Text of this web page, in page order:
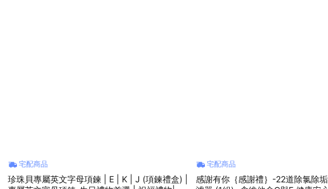
宅配商品
珍珠貝專屬英文字母項鍊 | E | K | J (項鍊禮盒) |
宅配商品
感謝有你｛感謝禮｝-22道除氯除